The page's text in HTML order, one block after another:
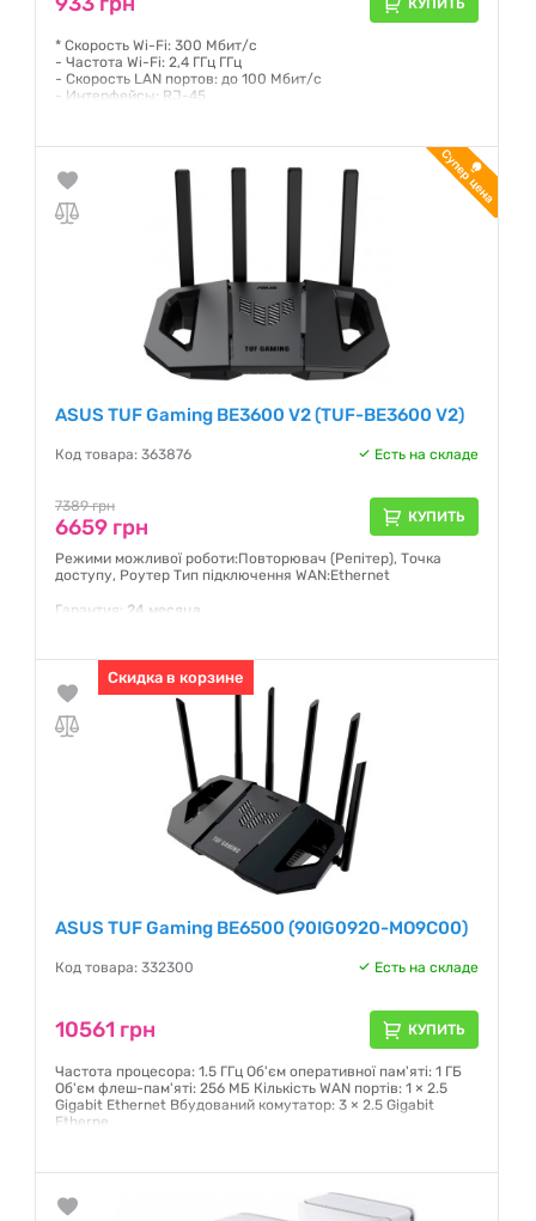
* Скорость Wi-Fi: 300 Мбит/с
- Частота Wi-Fi: 2,4 ГГц ГГц
- Скорость LAN портов: до 100 Мбит/с
- Интерфейсы: RJ-45
ASUS TUF Gaming BE3600 V2 (TUF-BE3600 V2)
Код товара: 363876 Есть на складе
7389 грн
6659 грн КУПИТЬ
Режими можливої роботи:Повторювач (Репітер), Точка
доступу, Роутер Тип підключення WAN:Ethernet
Гарантия: 24 месяца
Скидка в корзине
ASUS TUF Gaming BE6500 (90IG0920-MO9C00)
Код товара: 332300 Есть на складе
10561 грн КУПИТЬ
Частота процесора: 1.5 ГГц Об'єм оперативної пам'яті: 1 ГБ
Об'єм флеш-пам'яті: 256 МБ Кількість WAN портів: 1 × 2.5
Gigabit Ethernet Вбудований комутатор: 3 × 2.5 Gigabit
Etherne